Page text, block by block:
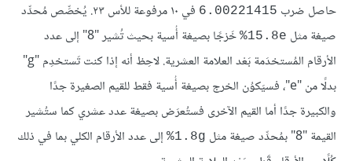
حاصل ضرب 6.00221415
في ١٠ مرفوعة للأس ٢٣. يُخصِّص مُحدِّد
صيغة مثل ‎%15.8e
خَرْجًا بصيغة أُسية بحيث تُشير "8" إلى عدد
الأرقام المُستخدَمة بَعْد العلامة العشرية. لاحِظ أنه إذا كنت تَستخدِم "g"
بدلًا من "e"، فسيَكوُن الخرج بصيغة أُسية فقط للقيم الصغيرة جدًا
والكبيرة جدًا أما القيم الآخرى فستُعرَض بصيغة عدد عشري كما ستُشير
القيمة "8" بمُحدِّد صيغة مثل
‎%1.8g إلى عدد الأرقام الكلي بما في ذلك